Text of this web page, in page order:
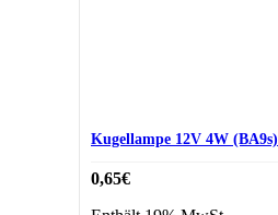
Kugellampe 12V 4W (BA9s)
0,65€